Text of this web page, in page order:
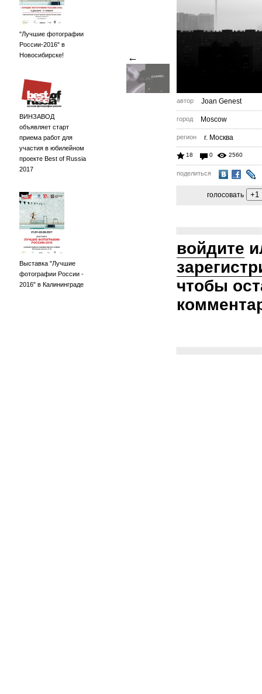
"Лучшие фотографии
России-2016" в
Новосибирске!
ВИНЗАВОД
объявляет старт
приема работ для
участия в юбилейном
проекте Best of Russia
2017
Выставка "Лучшие
фотографии России -
2016" в Калининграде
←
автор Joan Genest
город Moscow
регион г. Москва
18 0 2560
поделиться
голосовать
войдите
чтобы